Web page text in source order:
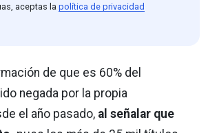
aceptas la política de privacidad
de que es 60% del
negada por la propia
el año pasado, al señalar que